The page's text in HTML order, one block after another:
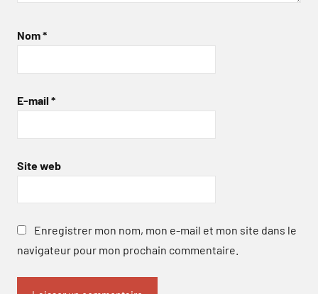
Nom*
E-mail *
Site web
Enregistrer mon nom, mon e-mail et mon site dans le
navigateur pour mon prochain commentaire.